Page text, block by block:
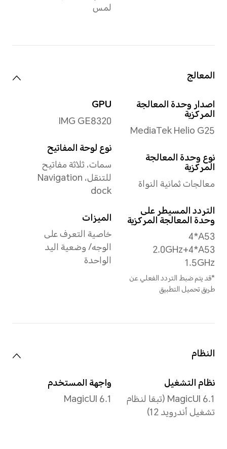
Up to 90Hz
*The screen supports up
to 90Hz refresh rate. For
different apps and games,
the refresh rate may be
different. Please refer to
the actual data.
الألوان
TFTLCD
الدقة